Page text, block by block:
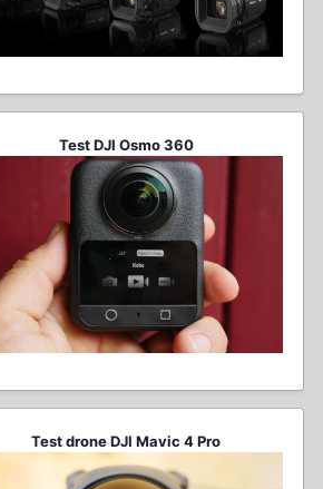
Test DJI Osmo 360
Test drone DJI Mavic 4 Pro